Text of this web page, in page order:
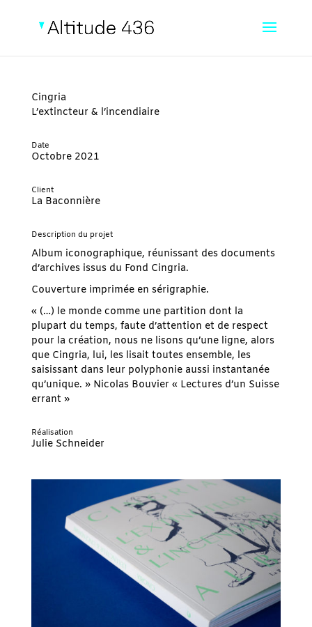
Cingria
L’extincteur & l’incendiaire
Date
Octobre 2021
Client
La Baconnière
Description du projet
Album iconographique, réunissant des documents
d’archives issus du Fond Cingria.
Couverture imprimée en sérigraphie.
« (…) le monde comme une partition dont la
plupart du temps, faute d’attention et de respect
pour la création, nous ne lisons qu’une ligne, alors
que Cingria, lui, les lisait toutes ensemble, les
saisissant dans leur polyphonie aussi instantanée
qu’unique. » Nicolas Bouvier « Lectures d’un Suisse
errant »
Réalisation
Julie Schneider